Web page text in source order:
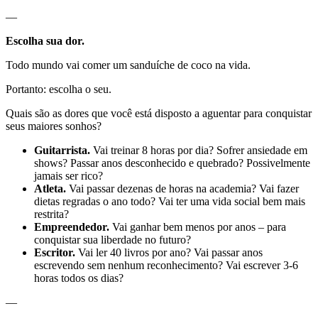
—
Escolha sua dor.
Todo mundo vai comer um sanduíche de coco na vida.
Portanto: escolha o seu.
Quais são as dores que você está disposto a aguentar para conquistar
seus maiores sonhos?
Guitarrista. Vai treinar 8 horas por dia? Sofrer ansiedade em
shows? Passar anos desconhecido e quebrado? Possivelmente
jamais ser rico?
Atleta. Vai passar dezenas de horas na academia? Vai fazer
dietas regradas o ano todo? Vai ter uma vida social bem mais
restrita?
Empreendedor. Vai ganhar bem menos por anos – para
conquistar sua liberdade no futuro?
Escritor. Vai ler 40 livros por ano? Vai passar anos
escrevendo sem nenhum reconhecimento? Vai escrever 3-6
horas todos os dias?
—